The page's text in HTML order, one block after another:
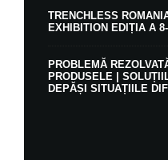
TRENCHLESS
EXHIBITION EDIȚIA A
PROBLEMĂ
PRODUSELE |
DEPĂȘI SITUAȚIILE